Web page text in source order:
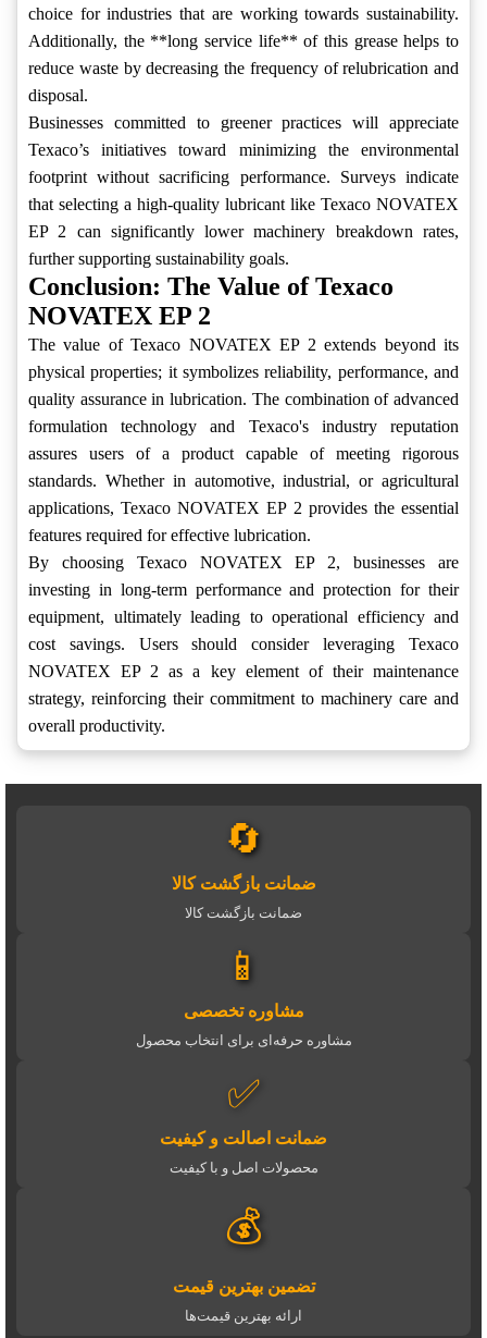
choice for industries that are working towards sustainability.
Additionally, the **long service life** of this grease helps to
reduce waste by decreasing the frequency of relubrication and
disposal.
Businesses committed to greener practices will appreciate
Texaco’s initiatives toward minimizing the environmental
footprint without sacrificing performance. Surveys indicate
that selecting a high-quality lubricant like Texaco NOVATEX
EP 2 can significantly lower machinery breakdown rates,
further supporting sustainability goals.
Conclusion: The Value of Texaco
NOVATEX EP 2
The value of Texaco NOVATEX EP 2 extends beyond its
physical properties; it symbolizes reliability, performance, and
quality assurance in lubrication. The combination of advanced
formulation technology and Texaco's industry reputation
assures users of a product capable of meeting rigorous
standards. Whether in automotive, industrial, or agricultural
applications, Texaco NOVATEX EP 2 provides the essential
features required for effective lubrication.
By choosing Texaco NOVATEX EP 2, businesses are
investing in long-term performance and protection for their
equipment, ultimately leading to operational efficiency and
cost savings. Users should consider leveraging Texaco
NOVATEX EP 2 as a key element of their maintenance
strategy, reinforcing their commitment to machinery care and
overall productivity.
🔄
ضمانت بازگشت کالا
ضمانت بازگشت کالا
📱
مشاوره تخصصی
مشاوره حرفه‌ای برای انتخاب محصول
✅
ضمانت اصالت و کیفیت
محصولات اصل و با کیفیت
💰
تضمین بهترین قیمت
ارائه بهترین قیمت‌ها